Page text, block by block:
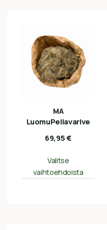
MA
LuomuPellavarive
69,95€
Valitse
vaihtoehdoista